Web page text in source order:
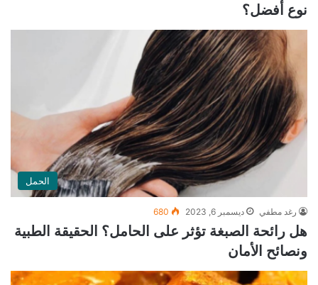
نوع أفضل؟
الحمل
رغد مطفي ديسمبر 6, 2023 680
هل رائحة الصبغة تؤثر على الحامل؟ الحقيقة الطبية
ونصائح الأمان